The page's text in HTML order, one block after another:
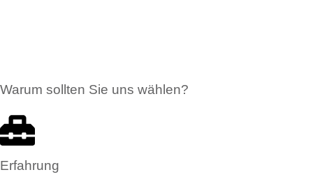
Warum sollten Sie uns wählen?
Erfahrung